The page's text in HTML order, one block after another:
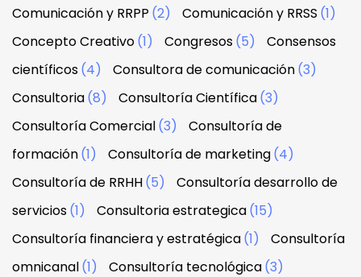
Comunicación y RRPP (2) Comunicación y RRSS (1)
Concepto Creativo(1) Congresos(5)
Consensos
científicos(4) Consultora de comunicación(3)
Consultoria(8) Consultoría Científica(3)
Consultoría Comercial(3)
Consultoría de
formación(1) Consultoría de marketing(4)
Consultoría de RRHH(5)
Consultoría desarrollo de
servicios(1) Consultoria estrategica(15)
Consultoría financiera y estratégica(1)
Consultoría
omnicanal(1) Consultoría tecnológica(3)